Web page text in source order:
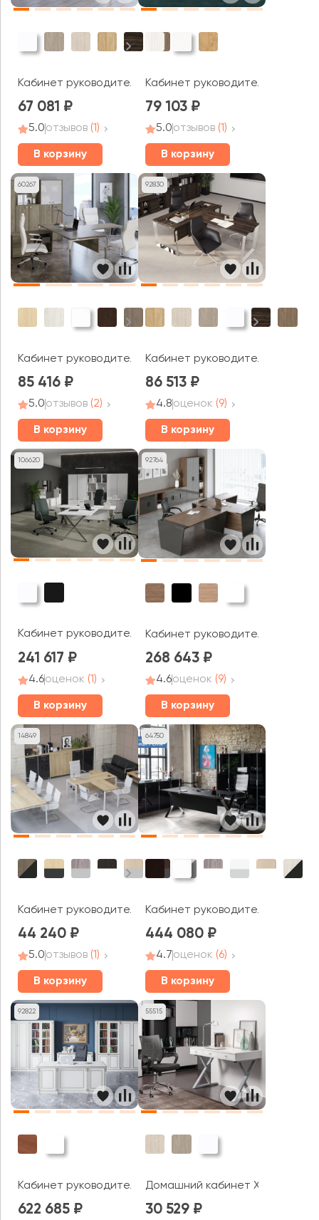
Кабинет руководителя Оникс Вуд Директ / Onix Wood
67 081
5.0отзывов (1)
В корзину
Кабинет руководителя GLOSS
79 103
5.0отзывов (1)
В корзину
60267
Кабинет руководителя Метал Систем Директ / Metal
85 416
5.0отзывов (2)
В корзину
92830
Кабинет руководителя Оникс
86 513
4.8оценок (9)
В корзину
106620
Кабинет руководителя Кросс / Cross
241 617
4.6оценок (1)
В корзину
92764
Кабинет руководителя Асти П /
268 643
4.6оценок (9)
В корзину
14849
Кабинет руководителя Метал Систем / Metal System
44 240
5.0отзывов (1)
В корзину
64750
Кабинет руководителя Ancona
444 080
4.7оценок (6)
В корзину
92822
Кабинет руководителя Вена / Vienna
622 685
55515
Домашний кабинет Хоум Офис
30 529